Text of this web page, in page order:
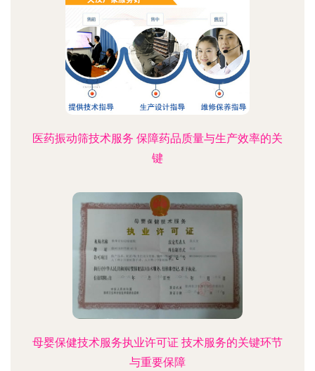
医药振动筛技术服务 保障药品质量与生产效率的关
键
母婴保健技术服务执业许可证 技术服务的关键环节
与重要保障